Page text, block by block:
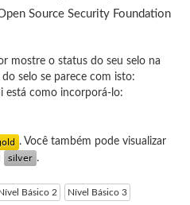
Source Security Foundation
mostre o status do seu selo na
selo se parece com isto:
está como incorporá-lo:
. Você também pode visualizar
.
Nível Básico 2 Nível Básico 3